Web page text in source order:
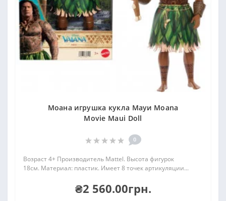
Моана игрушка кукла Мауи Moana
Movie Maui Doll
0
Возраст 4+ Производитель Mattel. Высота фигурок
18см. Материал: пластик. Имеет 8 точек артикуляции...
₴2 560.00грн.